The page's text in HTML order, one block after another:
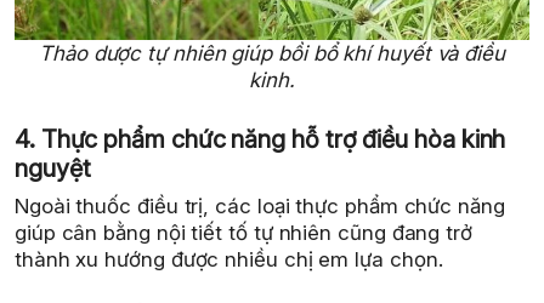
Thảo dược tự nhiên giúp bồi bổ khí huyết và điều
kinh.
4. Thực phẩm chức năng hỗ trợ điều hòa kinh
nguyệt
Ngoài thuốc điều trị, các loại thực phẩm chức năng
giúp cân bằng nội tiết tố tự nhiên cũng đang trở
thành xu hướng được nhiều chị em lựa chọn.